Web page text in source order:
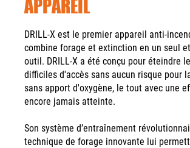
APPAREIL
​DRILL-X est le premier appareil anti-
combine forage et extinction en un seul
outil. DRILL-X a été conçu pour éteindre
difficiles d'accès sans aucun risque pour
sans apport d'oxygène, le tout avec une
encore jamais atteinte.
Son système d’entraînement
technique de forage innovante lui